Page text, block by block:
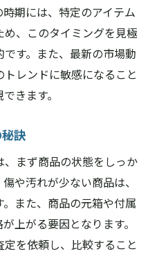
期には、特定のアイテム
、このタイミングを見極
す。また、最新の市場動
レンドに敏感になること
きます。
訣
まず商品の状態をしっか
や汚れが少ない商品は、
また、商品の元箱や付属
上がる要因となります。
を依頼し、比較すること